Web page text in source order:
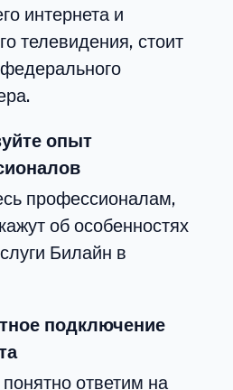
интернета и
телевидения, стоит
опыт
профессионалам,
об особенностях
Билайн в
подключение
ответим на